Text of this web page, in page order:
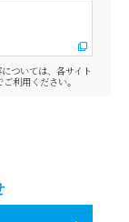
ついては、各サイト
利用ください。